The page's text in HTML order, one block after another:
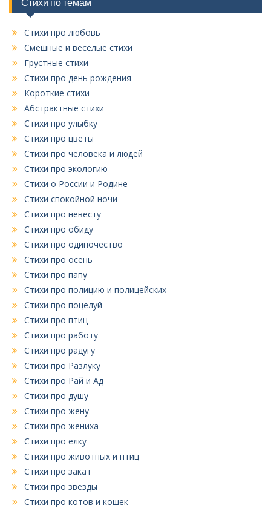
к
Стихи про любовь
Смешные и веселые стихи
Грустные стихи
Стихи про день рождения
Короткие стихи
Абстрактные стихи
Стихи про улыбку
Стихи про цветы
Стихи про человека и людей
Стихи про экологию
Стихи о России и Родине
Стихи спокойной ночи
Стихи про невесту
Стихи про обиду
Стихи про одиночество
Стихи про осень
Стихи про папу
Стихи про полицию и полицейских
Стихи про поцелуй
Стихи про птиц
Стихи про работу
Стихи про радугу
Стихи про Разлуку
Стихи про Рай и Ад
Стихи про душу
Стихи про жену
Стихи про жениха
Стихи про елку
Стихи про животных и птиц
Стихи про закат
Стихи про звезды
Стихи про котов и кошек